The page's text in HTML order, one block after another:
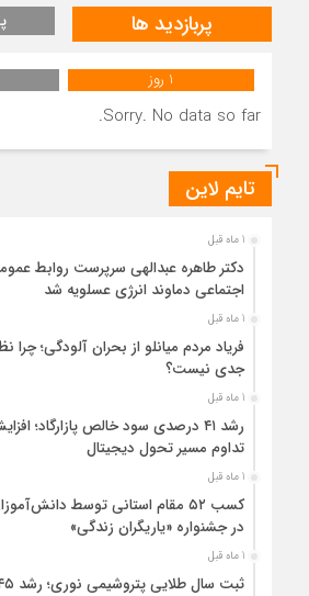
پربازدید ها
1 روز
Sorry. No data so far.
تایم لاین
1 ماه قبل
دکتر طاهره عبدالهی سرپرست روابط
اجتماعی دماوند انرژی عسلویه شد
1 ماه قبل
فریاد مردم میانلو از بحران آلودگی؛ چرا
جدی نیست؟
1 ماه قبل
تداوم مسیر تحول دیجیتال
1 ماه قبل
کسب ۵۲ مقام استانی توسط
در جشنواره «یاریگران زندگی»
1 ماه قبل